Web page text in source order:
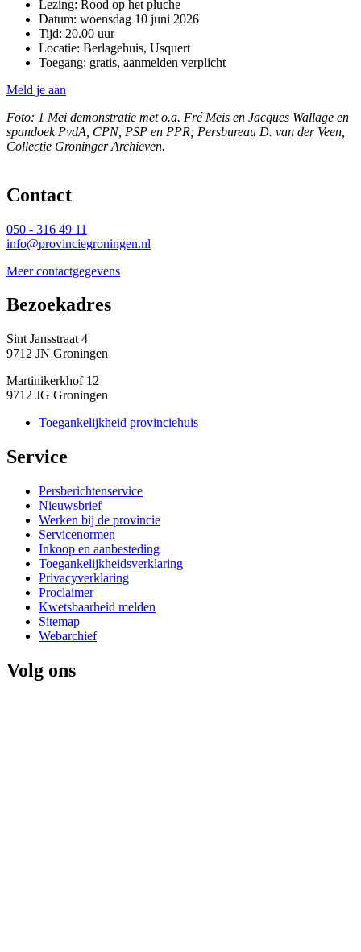
Lezing: Rood op het pluche
Datum: woensdag 10 juni 2026
Tijd: 20.00 uur
Locatie: Berlagehuis, Usquert
Toegang: gratis, aanmelden verplicht
Meld je aan
Foto: 1 Mei demonstratie met o.a. Fré Meis en Jacques Wallage en
spandoek PvdA, CPN, PSP en PPR; Persbureau D. van der Veen,
Collectie Groninger Archieven.
Contact
050 - 316 49 11
info@provinciegroningen.nl
Meer contactgegevens
Bezoekadres
Sint Jansstraat 4
9712 JN Groningen
Martinikerkhof 12
9712 JG Groningen
Toegankelijkheid provinciehuis
Service
Persberichtenservice
Nieuwsbrief
Werken bij de provincie
Servicenormen
Inkoop en aanbesteding
Toegankelijkheidsverklaring
Privacyverklaring
Proclaimer
Kwetsbaarheid melden
Sitemap
Webarchief
Volg ons